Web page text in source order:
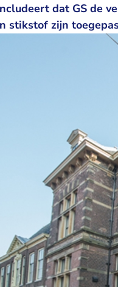
dat GS de
stikstof zijn